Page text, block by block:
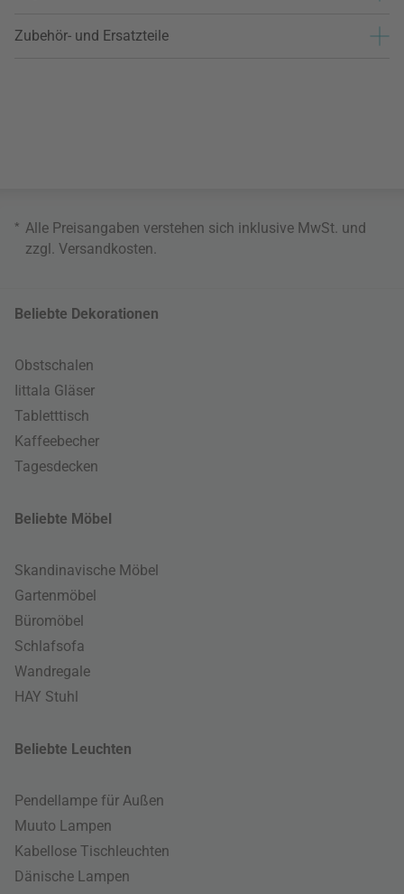
Zubehör- und Ersatzteile
* Alle Preisangaben verstehen sich inklusive MwSt. und
zzgl. Versandkosten
Beliebte Dekorationen
Obstschalen
Iittala Gläser
Tabletttisch
Kaffeebecher
Tagesdecken
Beliebte Möbel
Skandinavische Möbel
Gartenmöbel
Büromöbel
Schlafsofa
Wandregale
HAY Stuhl
Beliebte Leuchten
Pendellampe für Außen
Muuto Lampen
Kabellose Tischleuchten
Dänische Lampen